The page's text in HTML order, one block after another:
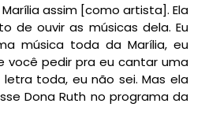
Marília assim [como artista]. Ela
de ouvir as músicas dela. Eu
música toda da Marília, eu
você pedir pra eu cantar uma
toda, eu não sei. Mas ela
Dona Ruth no programa da